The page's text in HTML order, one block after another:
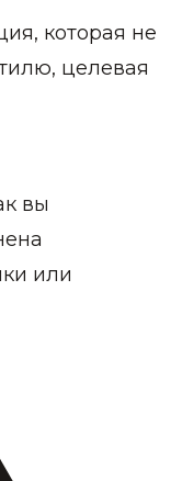
которая не
целевая
вы
или